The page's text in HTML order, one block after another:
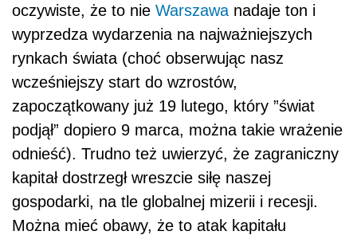
oczywiste, że to nie Warszawa nadaje ton i
wyprzedza wydarzenia na najważniejszych
rynkach świata (choć obserwując nasz
wcześniejszy start do wzrostów,
zapoczątkowany już 19 lutego, który ”świat
podjął” dopiero 9 marca, można takie wrażenie
odnieść). Trudno też uwierzyć, że zagraniczny
kapitał dostrzegł wreszcie siłę naszej
gospodarki, na tle globalnej mizerii i recesji.
Można mieć obawy, że to atak kapitału